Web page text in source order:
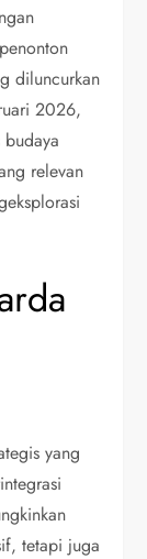
diluncurkan
2026,
relevan
yang
tetapi juga